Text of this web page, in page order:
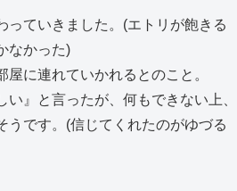
っていきました。(エトリが飽きる
なかった)
屋に連れていかれるとのこと。
』と言ったが、何もできない上、
うです。(信じてくれたのがゆづる